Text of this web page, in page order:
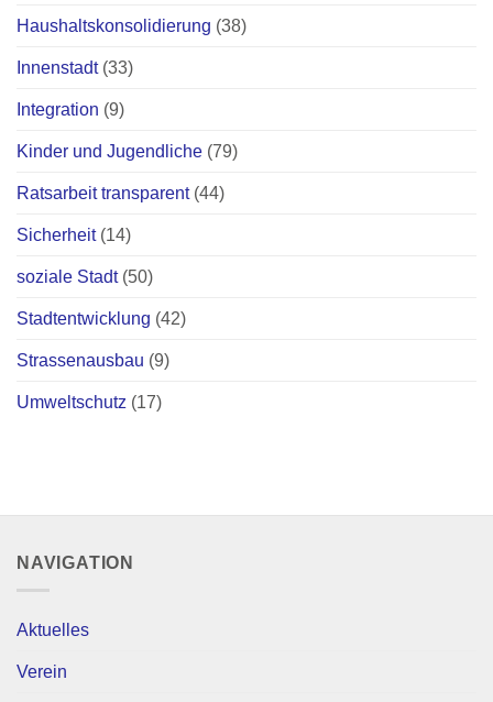
Haushaltskonsolidierung (38)
Innenstadt(33)
Integration (9)
Kinder und Jugendliche (79)
Ratsarbeit transparent(44)
Sicherheit(14)
soziale Stadt(50)
Stadtentwicklung (42)
Strassenausbau (9)
Umweltschutz (17)
NAVIGATION
Aktuelles
Verein